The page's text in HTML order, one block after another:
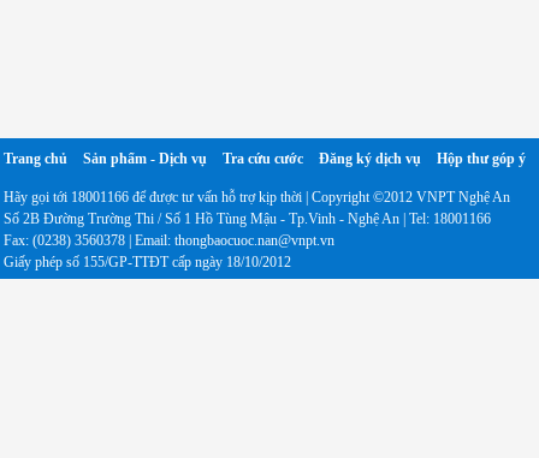
Trang chủ Sản phẩm - Dịch vụ Tra cứu cước Đăng ký dịch vụ Hộp thư góp ý
Hãy gọi tới 18001166 để được tư vấn hỗ trợ kịp thời | Copyright ©2012 VNPT Nghệ An
Số 2B Đường Trường Thi / Số 1 Hồ Tùng Mậu - Tp.Vinh - Nghệ An | Tel: 18001166
Fax: (0238) 3560378 | Email: thongbaocuoc.nan@vnpt.vn
Giấy phép số 155/GP-TTĐT cấp ngày 18/10/2012